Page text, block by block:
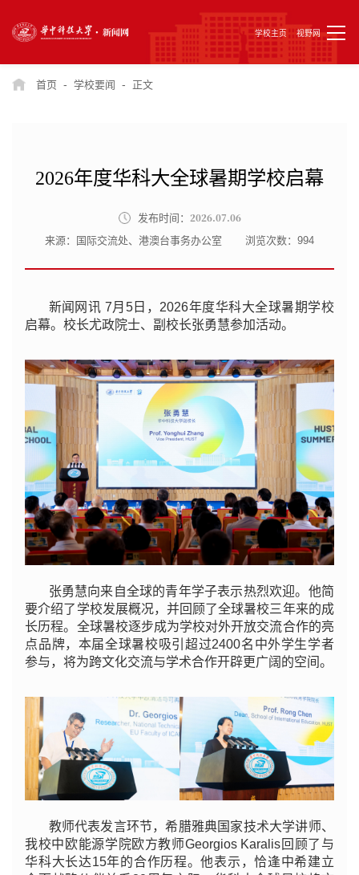
学校主页 视野网
首页 - 学校要闻 - 正文
2026年度华科大全球暑期学校启幕
发布时间： 2026.07.06
来源：国际交流处、港澳台事务办公室 浏览次数： 994
新闻网讯 7月5日，2026年度华科大全球暑期学校
启幕。校长尤政院士、副校长张勇慧参加活动。
张勇慧向来自全球的青年学子表示热烈欢迎。他简
要介绍了学校发展概况，并回顾了全球暑校三年来的成
长历程。全球暑校逐步成为学校对外开放交流合作的亮
点品牌，本届全球暑校吸引超过2400名中外学生学者
参与，将为跨文化交流与学术合作开辟更广阔的空间。
教师代表发言环节，希腊雅典国家技术大学讲师、
我校中欧能源学院欧方教师Georgios Karalis回顾了与
华科大长达15年的合作历程。他表示，恰逢中希建立